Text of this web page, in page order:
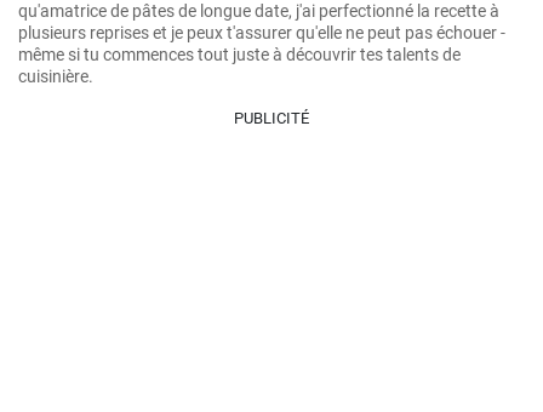
qu'amatrice de pâtes de longue date, j'ai perfectionné la recette à
plusieurs reprises et je peux t'assurer qu'elle ne peut pas échouer -
même si tu commences tout juste à découvrir tes talents de
cuisinière.
PUBLICITÉ